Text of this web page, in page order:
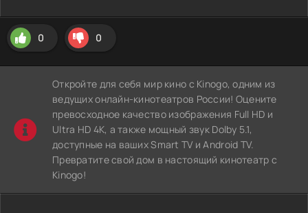
0 0
Откройте для себя мир кино с Kinogo, одним из
ведущих онлайн-кинотеатров России! Оцените
превосходное качество изображения Full HD и
Ultra HD 4K, а также мощный звук Dolby 5.1,
доступные на ваших Smart TV и Android TV.
Превратите свой дом в настоящий кинотеатр с
Kinogo!